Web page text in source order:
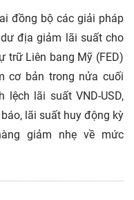
đồng bộ các giải pháp
địa giảm lãi suất cho
trữ Liên bang Mỹ (FED)
cơ bản trong nửa cuối
lệch lãi suất VND-USD,
lãi suất huy động kỳ
giảm nhẹ về mức